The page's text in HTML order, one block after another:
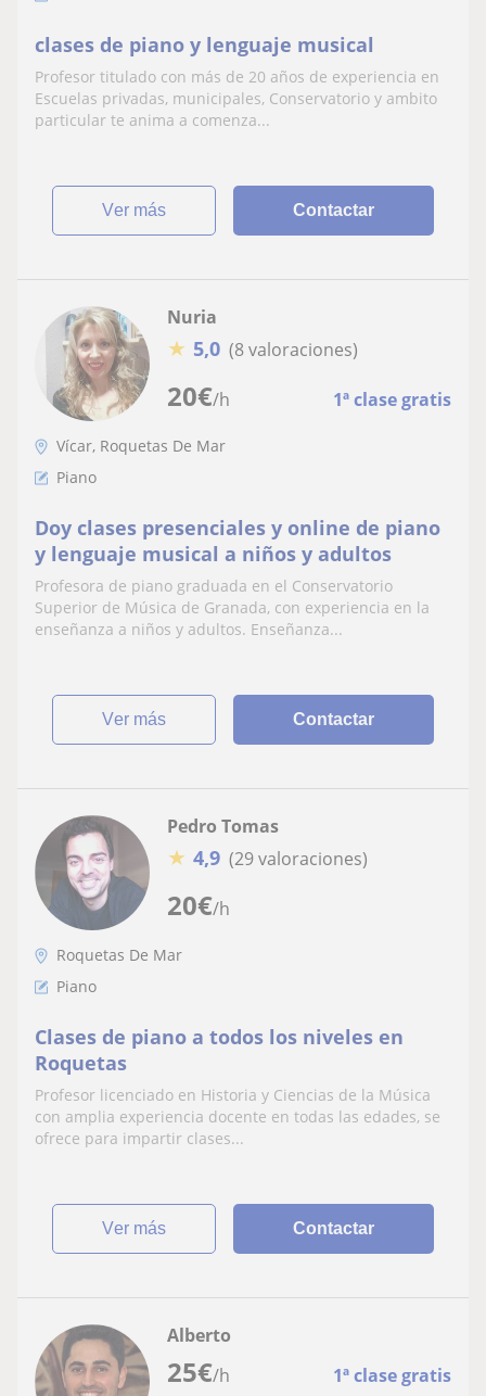
clases de piano y lenguaje musical
Profesor titulado con más de 20 años de experiencia en
Escuelas privadas, municipales, Conservatorio y ambito
particular te anima a comenza...
ver más Contactar
20€/h 1ª clase gratis
Nuria
★ 5,0 (8 valoraciones)
Vícar, Roquetas De Mar
Piano
Doy clases presenciales y online de piano
y lenguaje musical a niños y adultos
Profesora de piano graduada en el Conservatorio
Superior de Música de Granada, con experiencia en la
enseñanza a niños y adultos. Enseñanza...
ver más Contactar
20€/h
Pedro Tomas
★ 4,9 (29 valoraciones)
Roquetas De Mar
Piano
Clases de piano a todos los niveles en
Roquetas
Profesor licenciado en Historia y Ciencias de la Música
con amplia experiencia docente en todas las edades, se
ofrece para impartir clases...
ver más Contactar
25€/h 1ª clase gratis
Alberto